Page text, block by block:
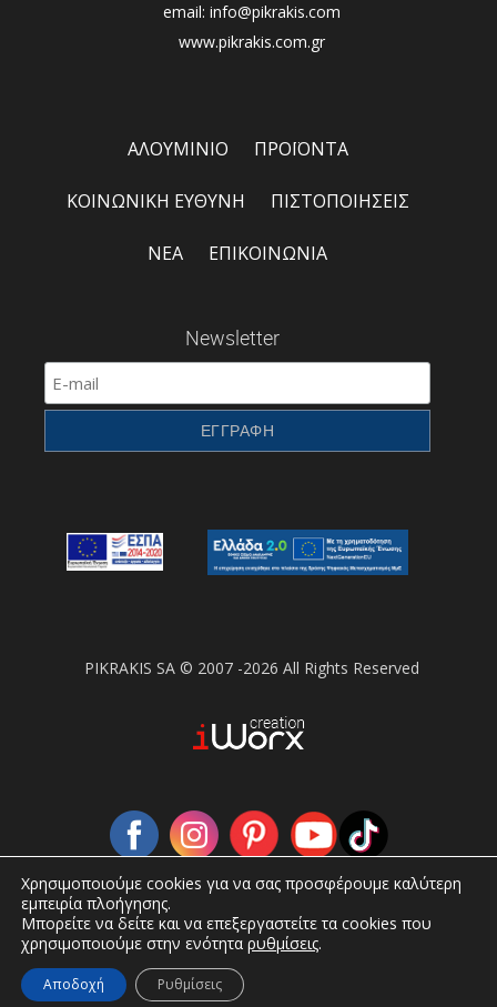
email: info@pikrakis.com
www.pikrakis.com.gr
ΑΛΟΥΜΙΝΙΟ ΠΡΟΪΟΝΤΑ
ΚΟΙΝΩΝΙΚΗ ΕΥΘΥΝΗ ΠΙΣΤΟΠΟΙΗΣΕΙΣ
ΝΕΑ ΕΠΙΚΟΙΝΩΝΙΑ
Newsletter
PIKRAKIS SA © 2007 -2026 All Rights Reserved
Χρησιμοποιούμε cookies για να σας προσφέρουμε καλύτερη
εμπειρία πλοήγησης.
Μπορείτε να δείτε και να επεξεργαστείτε τα cookies που
χρησιμοποιούμε στην ενότητα ρυθμίσεις.
Αποδοχή Ρυθμίσεις